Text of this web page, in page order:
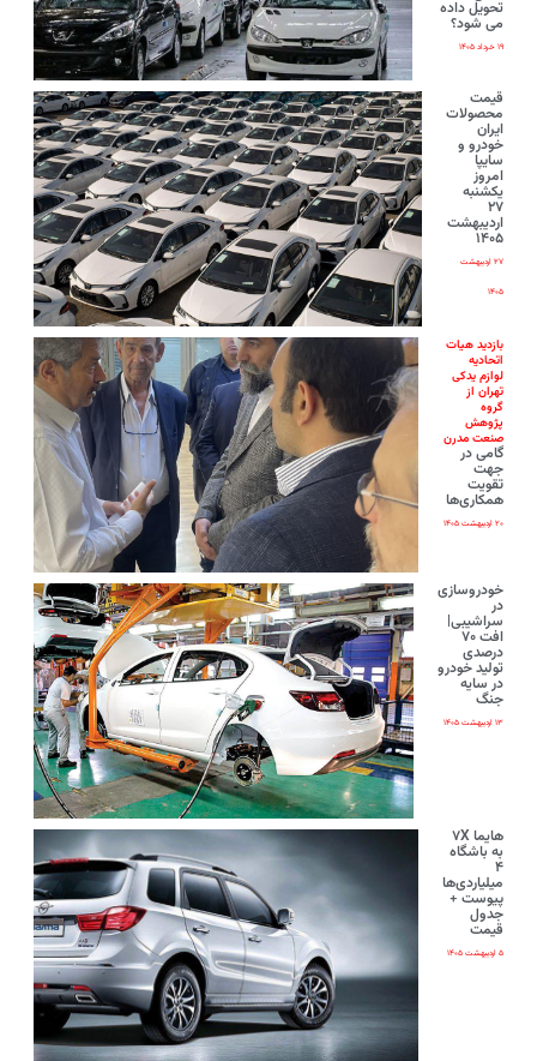
تحویل داده
می شود؟
۱۹ خرداد ۱۴۰۵
قیمت
محصولات
ایران‌
خودرو و
سایپا
امروز
یکشنبه
۲۷
اردیبهشت
۱۴۰۵
۲۷ اردیبهشت
۱۴۰۵
بازدید هیات
اتحادیه
لوازم یدکی
تهران از
گروه
پژوهش
صنعت مدرن
گامی در
جهت
تقویت
همکاری‌ها
۲۰ اردیبهشت ۱۴۰۵
خودروسازی
در
سراشیبی|
افت ۷۰
درصدی
تولید خودرو
در سایه
جنگ
۱۳ اردیبهشت ۱۴۰۵
هایما ۷X
به باشگاه
۴
میلیاردی‌ها
پیوست +
جدول
قیمت
۵ اردیبهشت ۱۴۰۵